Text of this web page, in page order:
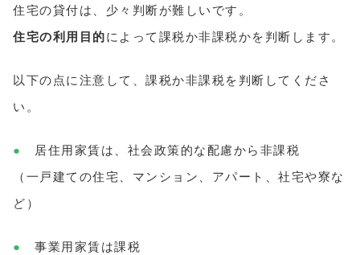
住宅の貸付は、少々判断が難しいです。
住宅の利用目的によって課税か非課税かを判断します。
以下の点に注意して、課税か非課税を判断してくださ
い。
●
居住用家賃は、社会政策的な配慮から非課税
（一戸建ての住宅、マンション、アパート、社宅や寮な
ど）
● 事業用家賃は課税